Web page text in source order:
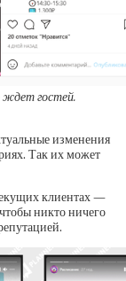
ждет гостей.
изменения
Так их может
клиентах —
никто ничего